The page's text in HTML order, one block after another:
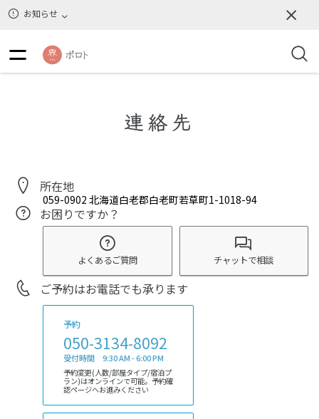
お知らせ
連絡先
所在地
059-0902 北海道白老郡白老町若草町1-1018-94
お困りですか？
よくあるご質問 チャットで相談
ご予約はお電話でも承ります
予約
050-3134-8092
受付時間 9:30 AM - 6:00 PM
予約変更(人数/部屋タイプ/宿泊プ
ラン)はオンラインで可能。予約確
認ページへお進みください